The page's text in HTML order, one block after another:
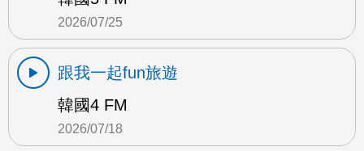
2026/07/25
跟我一起fun旅遊
韓國4 FM
2026/07/18